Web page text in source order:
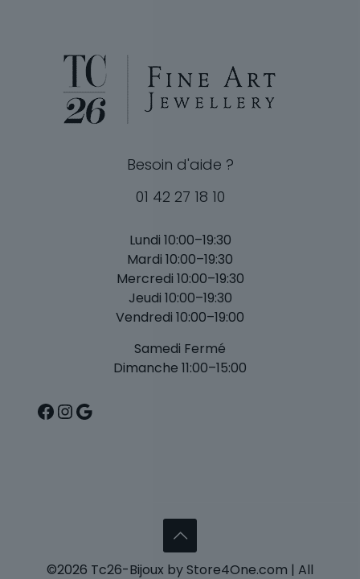
Besoin d'aide ?
01 42 27 18 10
Lundi 10:00–19:30
Mardi 10:00–19:30
Mercredi 10:00–19:30
Jeudi 10:00–19:30
Vendredi 10:00–19:00
Samedi Fermé
Dimanche 11:00–15:00
Facebook
Instagram
Google
©2026 Tc26-Bijoux by Store4One.com | All